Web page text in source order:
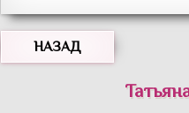
НАЗАД